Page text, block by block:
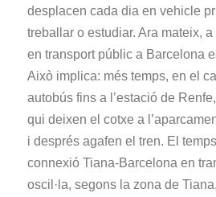
desplacen cada dia en vehicle
treballar o estudiar. Ara mateix,
en transport públic a Barcelona
Això implica: més temps, en el
autobús fins a l’estació de
qui deixen el cotxe a
i després agafen el tren. El
connexió Tiana-Barcelona en
oscil·la, segons la zona de